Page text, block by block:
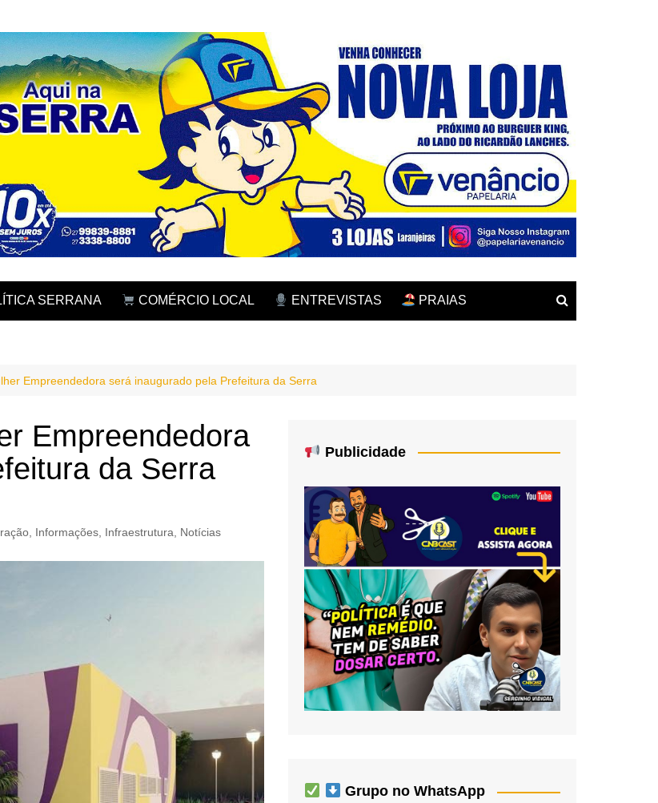
SERRANA COMÉRCIO LOCAL ENTREVISTAS PRAIAS
Empreendedora será inaugurado pela Prefeitura da Serra
Empreendedora
da Serra
Informações Infraestrutura Notícias
Publicidade
Grupo no WhatsApp